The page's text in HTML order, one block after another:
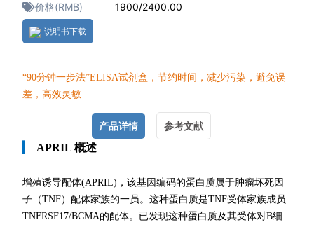
价格(RMB)
1900/2400.00
说明书下载
“90分钟一步法”ELISA试剂盒，节约时间，减少污染，避免误
差，高效灵敏
产品详情
参考文献
APRIL 概述
增殖诱导配体(APRIL)， 该基因编码的蛋白质属于肿瘤坏死因
子（TNF）配体家族的一员。这种蛋白质是TNF受体家族成员
TNFRSF17/BCMA的配体。已发现这种蛋白质及其受体对B细